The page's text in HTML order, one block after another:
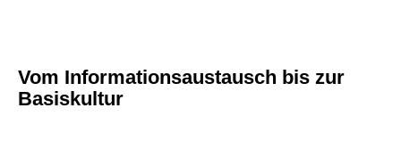
Vom Informationsaustausch bis zur
Basiskultur